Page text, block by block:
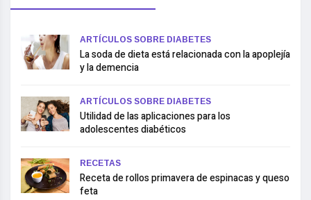
ARTÍCULOS SOBRE DIABETES
La soda de dieta está relacionada con la apoplejía
y la demencia
ARTÍCULOS SOBRE DIABETES
Utilidad de las aplicaciones para los
adolescentes diabéticos
RECETAS
Receta de rollos primavera de espinacas y queso
feta